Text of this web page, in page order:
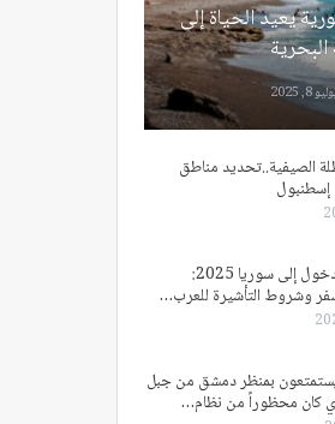
يعيد الحياة إلى
8, 2025
الصيفية..تحديد مناطق
إسطنبول
متطلبات الدخول إلى سوريا 2025:
وشروط التأشيرة للعرب…
بمنظر دمشق من جبل
كان محظوراً من نظام…